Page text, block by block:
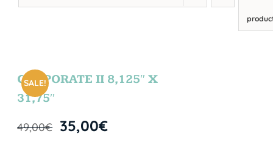
SALE!
CORPORATE II 8,125″ X
31,75″
49,00€ 35,00€